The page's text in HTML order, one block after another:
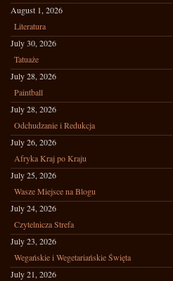
August 1, 2026
Literatura
July 30, 2026
Tatuaże
July 28, 2026
Paintball
July 28, 2026
Odchudzanie i Redukcja
July 26, 2026
Afryka Kraj po Kraju
July 25, 2026
Wasze Miejsce na Blogu
July 24, 2026
Czytelnicza Strefa
July 23, 2026
Wegańskie i Wegetariańskie Święta
July 21, 2026